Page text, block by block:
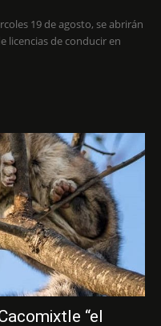
19 de agosto, se abrirán
licencias de conducir en
“el